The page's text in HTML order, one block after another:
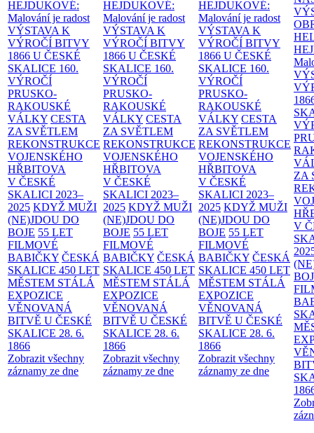
HEJDUKOVÉ:
Malování je radost
VÝSTAVA K
VÝROČÍ BITVY
1866 U ČESKÉ
SKALICE 160.
VÝROČÍ
PRUSKO-
RAKOUSKÉ
VÁLKY CESTA
ZA SVĚTLEM
REKONSTRUKCE
VOJENSKÉHO
HŘBITOVA
V ČESKÉ
SKALICI 2023–
2025 KDYŽ MUŽI
(NE)JDOU DO
BOJE 55 LET
FILMOVÉ
BABIČKY ČESKÁ
SKALICE 450 LET
MĚSTEM STÁLÁ
EXPOZICE
VĚNOVANÁ
BITVĚ U ČESKÉ
SKALICE 28. 6.
1866
Zobrazit všechny
záznamy ze dne
HEJDUKOVÉ:
Malování je radost
VÝSTAVA K
VÝROČÍ BITVY
1866 U ČESKÉ
SKALICE 160.
VÝROČÍ
PRUSKO-
RAKOUSKÉ
VÁLKY CESTA
ZA SVĚTLEM
REKONSTRUKCE
VOJENSKÉHO
HŘBITOVA
V ČESKÉ
SKALICI 2023–
2025 KDYŽ MUŽI
(NE)JDOU DO
BOJE 55 LET
FILMOVÉ
BABIČKY ČESKÁ
SKALICE 450 LET
MĚSTEM STÁLÁ
EXPOZICE
VĚNOVANÁ
BITVĚ U ČESKÉ
SKALICE 28. 6.
1866
Zobrazit všechny
záznamy ze dne
HEJDUKOVÉ:
Malování je radost
VÝSTAVA K
VÝROČÍ BITVY
1866 U ČESKÉ
SKALICE 160.
VÝROČÍ
PRUSKO-
RAKOUSKÉ
VÁLKY CESTA
ZA SVĚTLEM
REKONSTRUKCE
VOJENSKÉHO
HŘBITOVA
V ČESKÉ
SKALICI 2023–
2025 KDYŽ MUŽI
(NE)JDOU DO
BOJE 55 LET
FILMOVÉ
BABIČKY ČESKÁ
SKALICE 450 LET
MĚSTEM STÁLÁ
EXPOZICE
VĚNOVANÁ
BITVĚ U ČESKÉ
SKALICE 28. 6.
1866
Zobrazit všechny
záznamy ze dne
ZA
V